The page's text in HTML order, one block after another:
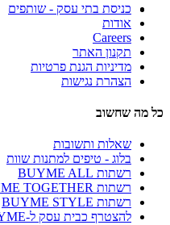
כניסת בתי עסק - שותפים
אודות
Careers
תקנון האתר
מדיניות הגנת פרטיות
הצהרת נגישות
כל מה שחשוב
שאלות ותשובות
בלוג - טיפים למתנות שוות
רשתות BUYME ALL
רשתות BUYME TOGETHER
רשתות BUYME STYLE
להצטרף כבית עסק ל-BUYME